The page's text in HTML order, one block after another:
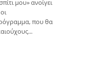
μου» ανοίγει
που θα